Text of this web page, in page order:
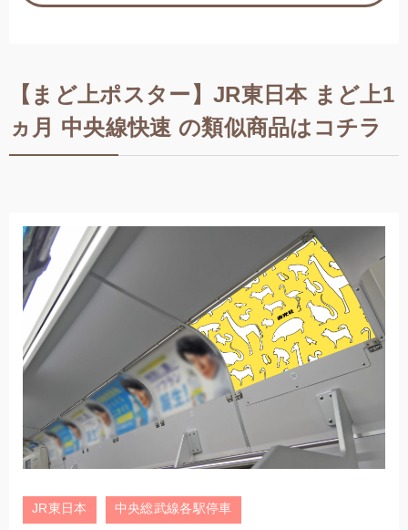
【まど上ポスター】JR東日本 まど上1
ヵ月 中央線快速 の類似商品はコチラ
JR東日本 中央総武線各駅停車